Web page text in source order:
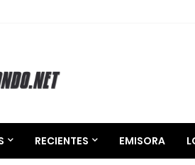
RECIENTES EMISORA